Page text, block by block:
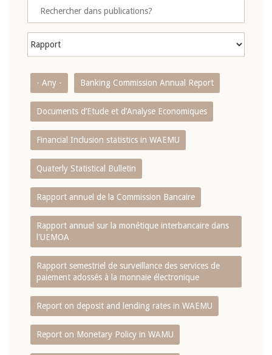
- Any - Banking Commission Annual Report
Documents d’Etude et d’Analyse Economiques
Financial Inclusion statistics in WAEMU
Quaterly Statistical Bulletin
Rapport annuel de la Commission Bancaire
Rapport annuel sur la monétique interbancaire dans
l'UEMOA
Rapport semestriel de surveillance des services de
paiement adossés à la monnaie électronique
Report on deposit and lending rates in WAEMU
Report on Monetary Policy in WAMU